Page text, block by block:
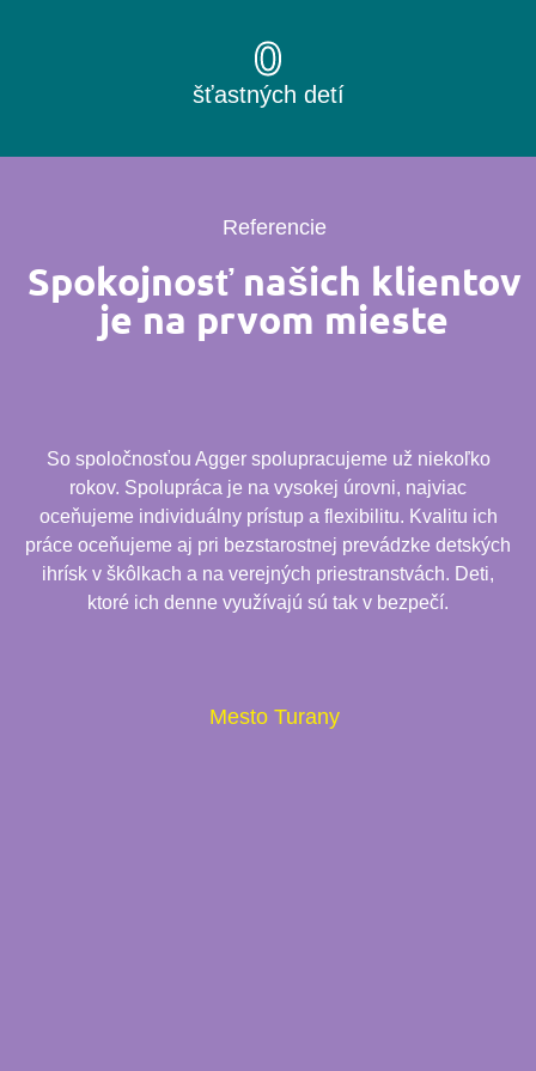
šťastných detí
0
Referencie
Spokojnosť našich klientov
je na prvom mieste
So spoločnosťou Agger spolupracujeme už niekoľko
rokov. Spolupráca je na vysokej úrovni, najviac
oceňujeme individuálny prístup a flexibilitu. Kvalitu ich
práce oceňujeme aj pri bezstarostnej prevádzke detských
ihrísk v škôlkach a na verejných priestranstvách. Deti,
ktoré ich denne využívajú sú tak v bezpečí.
Mesto Turany